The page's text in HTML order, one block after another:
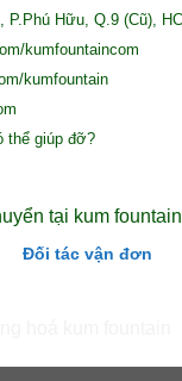
Hữu, Q.9 (Cũ),
kumfountaincom
kumfountain
thể giúp đỡ?
Đối tác vận đơn